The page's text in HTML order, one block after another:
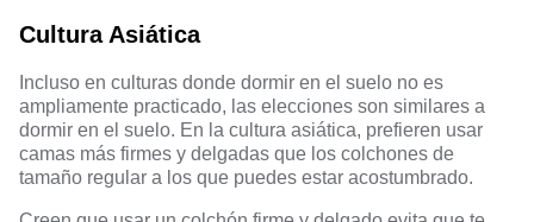
Cultura Asiática
Incluso en culturas donde dormir en el suelo no es
ampliamente practicado, las elecciones son similares a
dormir en el suelo. En la cultura asiática, prefieren usar
camas más firmes y delgadas que los colchones de
tamaño regular a los que puedes estar acostumbrado.